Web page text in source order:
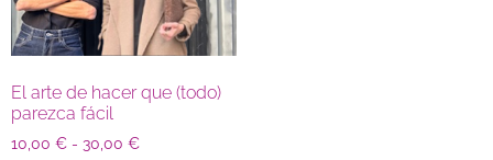
El arte de hacer que (todo)
parezca fácil
10,00 € - 30,00 €